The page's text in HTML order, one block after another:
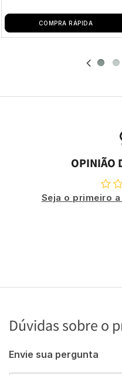
COMPRA RÁPIDA
OPINIÃO
Seja o primeiro
Dúvidas sobre o
Envie sua pergunta